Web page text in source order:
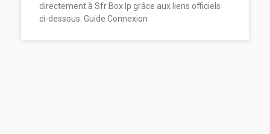
directement à Sfr Box Ip grâce aux liens officiels
ci-dessous. Guide Connexion